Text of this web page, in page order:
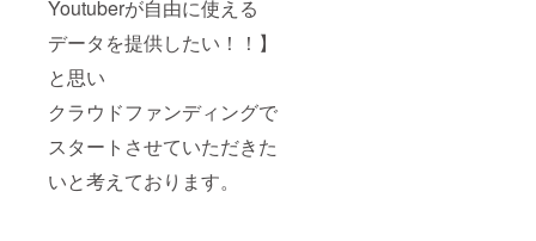
Youtuberが自由に使える
データを提供したい！！】
と思い
クラウドファンディングで
スタートさせていただきた
いと考えております。